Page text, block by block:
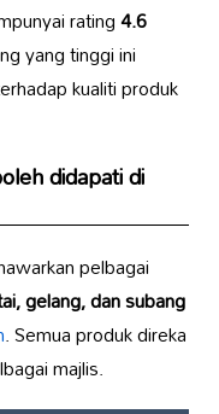
rating4.6
yang tinggi ini
kualiti produk
didapati di
pelbagai
gelang, dan subang
. Semua produk direka
majlis.